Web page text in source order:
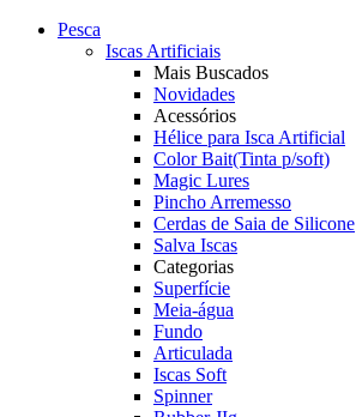
Pesca
Iscas Artificiais
Mais Buscados
Novidades
Acessórios
Hélice para Isca Artificial
Color Bait(Tinta p/soft)
Magic Lures
Pincho Arremesso
Cerdas de Saia de Silicone
Salva Iscas
Categorias
Superfície
Meia-água
Fundo
Articulada
Iscas Soft
Spinner